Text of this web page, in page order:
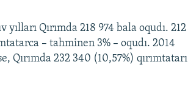
Qırımda 218 974 bala oqudı. 212
– tahminen 3% – oqudı. 2014
232 340 (10,57%) qırımtatarı